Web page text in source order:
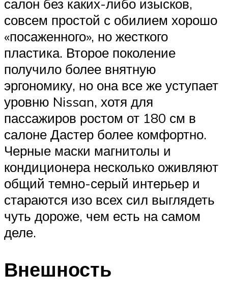
салон без каких-либо изысков,
совсем простой с обилием хорошо
«посаженного», но жесткого
пластика. Второе поколение
получило более внятную
эргономику, но она все же уступает
уровню Nissan, хотя для
пассажиров ростом от 180 см в
салоне Дастер более комфортно.
Черные маски магнитолы и
кондиционера несколько оживляют
общий темно-серый интерьер и
стараются изо всех сил выглядеть
чуть дороже, чем есть на самом
деле.
Внешность